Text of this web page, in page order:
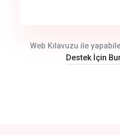
Web Kılavuzu ile
Destek İçin